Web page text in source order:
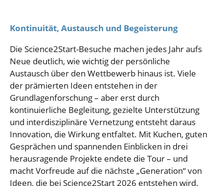
Kontinuität, Austausch und Begeisterung
Die Science2Start-Besuche machen jedes Jahr aufs
Neue deutlich, wie wichtig der persönliche
Austausch über den Wettbewerb hinaus ist. Viele
der prämierten Ideen entstehen in der
Grundlagenforschung – aber erst durch
kontinuierliche Begleitung, gezielte Unterstützung
und interdisziplinäre Vernetzung entsteht daraus
Innovation, die Wirkung entfaltet. Mit Kuchen, guten
Gesprächen und spannenden Einblicken in drei
herausragende Projekte endete die Tour – und
macht Vorfreude auf die nächste „Generation“ von
Ideen, die bei Science2Start 2026 entstehen wird.